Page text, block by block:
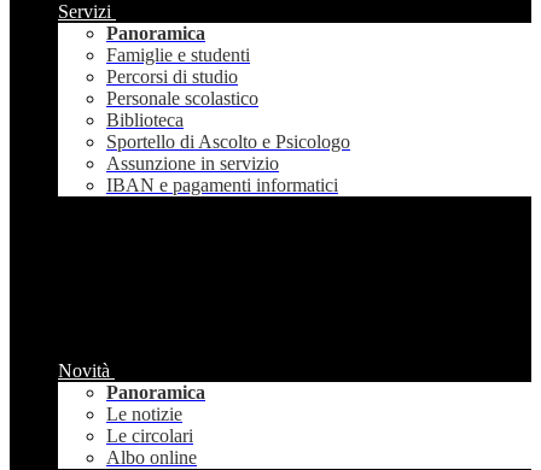
Servizi
Panoramica
Famiglie e studenti
Percorsi di studio
Personale scolastico
Biblioteca
Sportello di Ascolto e Psicologo
Assunzione in servizio
IBAN e pagamenti informatici
Novità
Panoramica
Le notizie
Le circolari
Albo online